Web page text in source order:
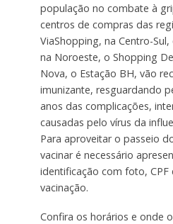
população no combate à
centros de compras das
ViaShopping, na Centro-
na Noroeste, o Shopping
Nova, o Estação BH, vão
imunizante, resguardando
anos das complicações,
causadas pelo vírus da
Para aproveitar o passeio
vacinar é necessário
identificação com foto, CPF
vacinação.
Confira os horários e onde